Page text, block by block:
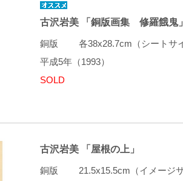
古沢岩美 「銅版画集 修羅餓鬼」
銅版 各38x28.7cm（シート
平成5年（1993）
SOLD
古沢岩美 「屋根の上」
銅版 21.5x15.5cm（イメージ